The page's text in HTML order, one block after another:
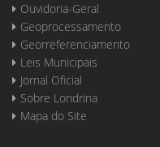
Ouvidoria-Geral
Geoprocessamento
Georreferenciamento
Leis Municipais
Jornal Oficial
Sobre Londrina
Mapa do Site